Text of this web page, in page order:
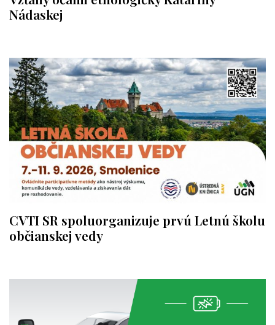
Nádaskej
CVTI SR spoluorganizuje prvú Letnú školu
občianskej vedy